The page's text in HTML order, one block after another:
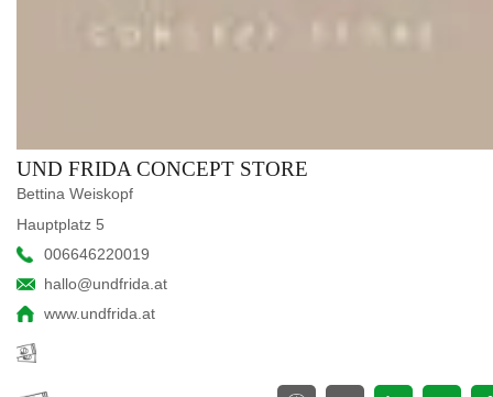
UND FRIDA CONCEPT STORE
Bettina Weiskopf
Hauptplatz 5
006646220019
hallo@undfrida.at
www.undfrida.at